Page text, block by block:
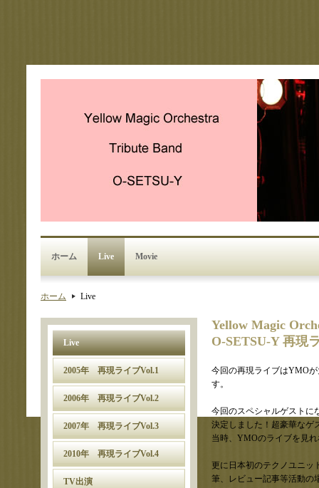
ホーム Live Movie
ホーム Live
Yellow Magic
O-SETSU-Y 再現
今回の再現ライブはYMO
す。
今回のスペシャルゲストに
決定しました！超豪華なゲ
当時、YMOのライブを見
更に日本初のテクノユニッ
筆、レビュー記事等活動の
Live
2005年 再現ライブVol.1
2006年 再現ライブVol.2
2007年 再現ライブVol.3
2010年 再現ライブVol.4
TV出演